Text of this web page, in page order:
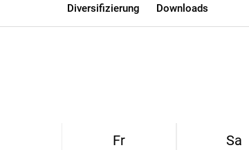
Diversifizierung Downloads
LK Vorarlberg Vorarlberg Wetter
Fr Sa